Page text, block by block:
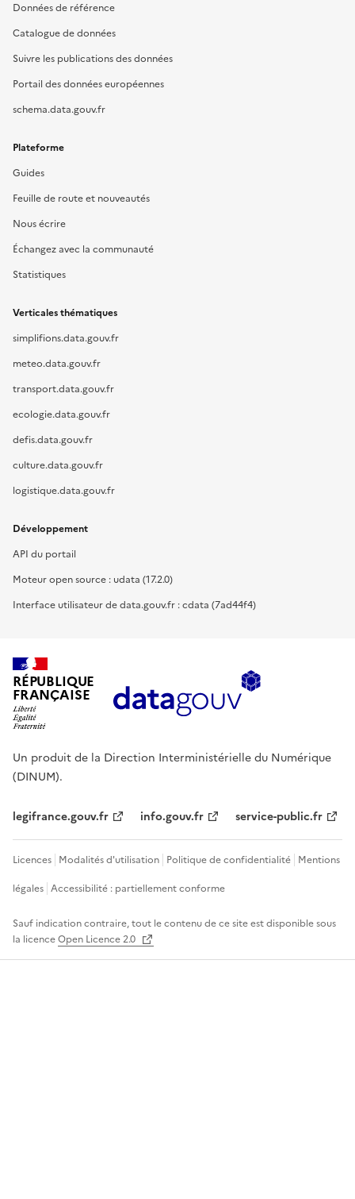
Données de référence
Catalogue de données
Suivre les publications des données
Portail des données européennes
schema.data.gouv.fr
Plateforme
Guides
Feuille de route et nouveautés
Nous écrire
Échangez avec la communauté
Statistiques
Verticales thématiques
simplifions.data.gouv.fr
meteo.data.gouv.fr
transport.data.gouv.fr
ecologie.data.gouv.fr
defis.data.gouv.fr
culture.data.gouv.fr
logistique.data.gouv.fr
Développement
API du portail
Moteur open source : udata (17.2.0)
Interface utilisateur de data.gouv.fr : cdata (7ad44f4)
RÉPUBLIQUE
FRANÇAISE
Un produit de la Direction Interministérielle du Numérique
(DINUM).
legifrance.gouv.fr info.gouv.fr service-public.fr
Licences Modalités d'utilisation Politique de confidentialité Mentions
légales Accessibilité : partiellement conforme
Sauf indication contraire, tout le contenu de ce site est disponible sous
la licenceOpen Licence 2.0